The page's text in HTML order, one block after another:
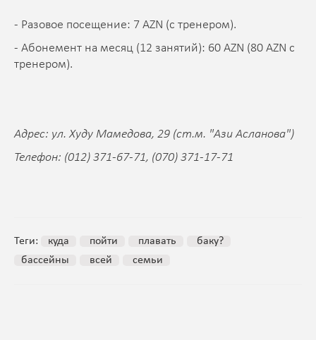
- Разовое посещение: 7 AZN (с тренером).
- Абонемент на месяц (12 занятий): 60 AZN (80 AZN с
тренером).
Адрес: ул. Худу Мамедова, 29 (ст.м. "Ази Асланова")
Телефон: (012) 371-67-71, (070) 371-17-71
Теги: куда пойти плавать
баку?
бассейны
всей семьи